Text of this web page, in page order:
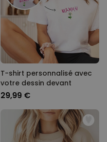
T-shirt personnalisé avec
votre dessin devant
29,99 €